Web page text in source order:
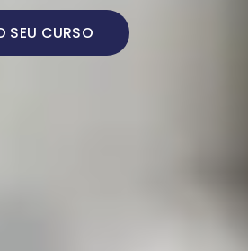
SEU CURSO